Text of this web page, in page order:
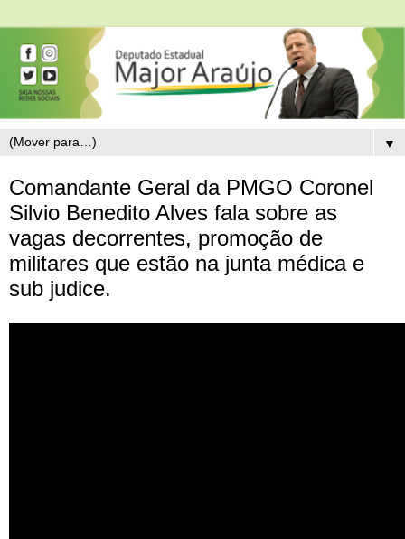
▼
Comandante Geral da PMGO Coronel
Silvio Benedito Alves fala sobre as
vagas decorrentes, promoção de
militares que estão na junta médica e
sub judice.